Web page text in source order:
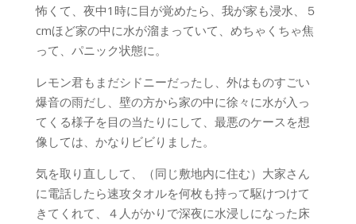
怖くて、夜中1時に目が覚めたら、我が家も浸水、５
cmほど家の中に水が溜まっていて、めちゃくちゃ焦
って、パニック状態に。
レモン君もまだシドニーだったし、外はものすごい
爆音の雨だし、壁の方から家の中に徐々に水が入っ
てくる様子を目の当たりにして、最悪のケースを想
像しては、かなりビビりました。
気を取り直しして、（同じ敷地内に住む）大家さん
に電話したら速攻タオルを何枚も持って駆けつけて
きてくれて、４人がかりで深夜に水浸しになった床